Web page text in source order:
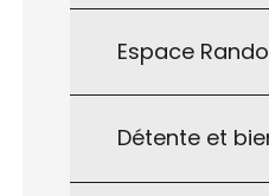
Espace
Détente et